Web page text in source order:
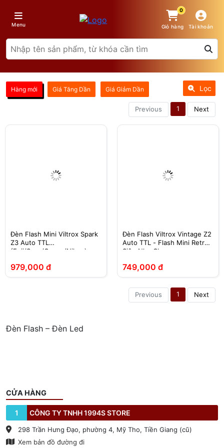
Menu
0
Giỏ hàng Tài khoản
Hàng mới Giá Tăng Dần Giá Giảm Dần Lọc
Previous 1 Next
Đèn Flash Mini Viltrox Spark
Z3 Auto TTL
(Fuji/Sony/Canon/Nikon)
979,000 đ
Đèn Flash Viltrox Vintage Z2
Auto TTL - Flash Mini Retro
Siêu Nhẹ Cho
749,000 đ
Previous 1 Next
Đèn Flash – Đèn Led
CỬA HÀNG
1 CÔNG TY TNHH 1994S STORE
298 Trần Hưng Đạo, phường 4, Mỹ Tho, Tiền Giang (cũ)
Xem bản đồ đường đi